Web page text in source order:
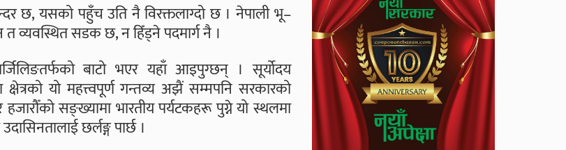
छ, यसको पहुँच उति नै विरक्तलाग्दो छ । नेपाली भू–
त व्यवस्थित सडक छ, न हिँड्ने पदमार्ग नै ।
बाटो भएर यहाँ आइपुग्छन् । सूर्योदय
क्षेत्रको यो महत्त्वपूर्ण गन्तव्य अझैं सम्मपनि सरकारको
सङ्ख्यामा भारतीय पर्यटकहरू पुग्ने यो स्थलमा
छर्लङ्ग पार्छ ।